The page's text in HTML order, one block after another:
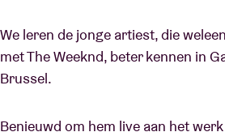
We leren de jonge artiest, die
met The Weeknd, beter kennen in
Brussel.
Benieuwd om hem live aan het